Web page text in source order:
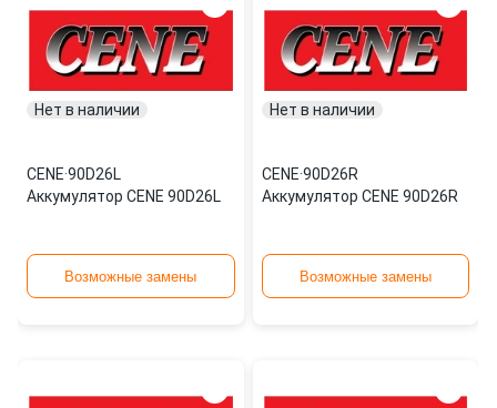
Нет в наличии
CENE·90D26L
Аккумулятор CENE 90D26L
Возможные замены
Нет в наличии
CENE·90D26R
Аккумулятор CENE 90D26R
Возможные замены